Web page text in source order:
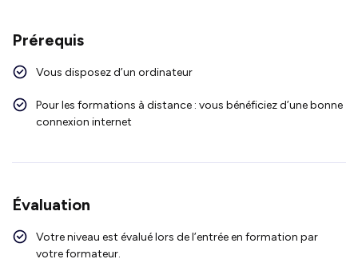
Prérequis
Vous disposez d’un ordinateur
Pour les formations à distance : vous bénéficiez d’une bonne
connexion internet
Évaluation
Votre niveau est évalué lors de l’entrée en formation par
votre formateur.